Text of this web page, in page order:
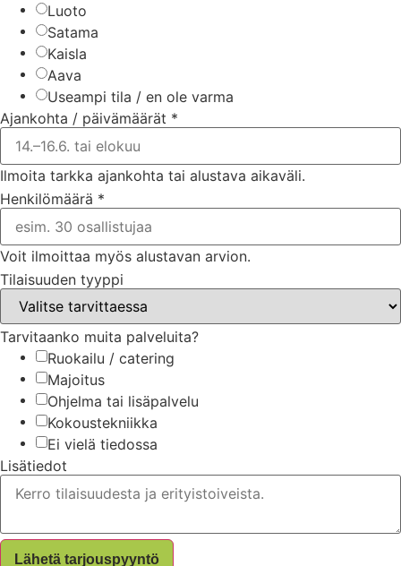
Luoto
Satama
Kaisla
Aava
Useampi tila / en ole varma
Ajankohta / päivämäärät *
Ilmoita tarkka ajankohta tai alustava aikaväli.
Henkilömäärä *
Voit ilmoittaa myös alustavan arvion.
Tilaisuuden tyyppi
Tarvitaanko muita palveluita?
Ruokailu / catering
Majoitus
Ohjelma tai lisäpalvelu
Kokoustekniikka
Ei vielä tiedossa
Tarvitaanko
tyyppi
ryhmä
Lisätiedot
Lähetä tarjouspyyntö